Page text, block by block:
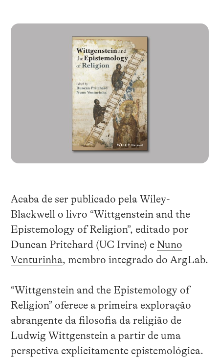
Acaba de ser publicado pela Wiley-
Blackwell o livro “Wittgenstein and the
Epistemology of Religion”, editado por
Duncan Pritchard (UC Irvine) e Nuno
Venturinha, membro integrado do ArgLab.
“Wittgenstein and the Epistemology of
Religion” oferece a primeira exploração
abrangente da filosofia da religião de
Ludwig Wittgenstein a partir de uma
perspetiva explicitamente epistemológica.